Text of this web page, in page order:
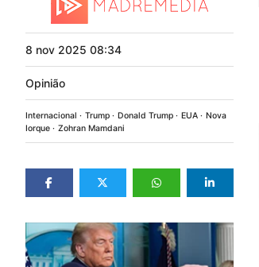
8 nov 2025 08:34
Opinião
Internacional Trump Donald Trump EUA
Nova
Iorque
Zohran Mamdani